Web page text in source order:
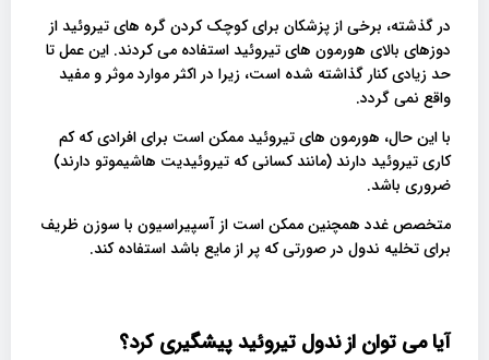
در گذشته، برخی از پزشکان برای کوچک کردن گره های تیروئید از
دوزهای بالای هورمون های تیروئید استفاده می کردند. این عمل تا
حد زیادی کنار گذاشته شده است، زیرا در اکثر موارد موثر و مفید
واقع نمی گردد.
با این حال، هورمون های تیروئید ممکن است برای افرادی که کم
کاری تیروئید دارند (مانند کسانی که تیروئیدیت هاشیموتو دارند)
ضروری باشد.
متخصص غدد همچنین ممکن است از آسپیراسیون با سوزن ظریف
برای تخلیه ندول در صورتی که پر از مایع باشد استفاده کند.
آیا می توان از ندول تیروئید پیشگیری کرد؟